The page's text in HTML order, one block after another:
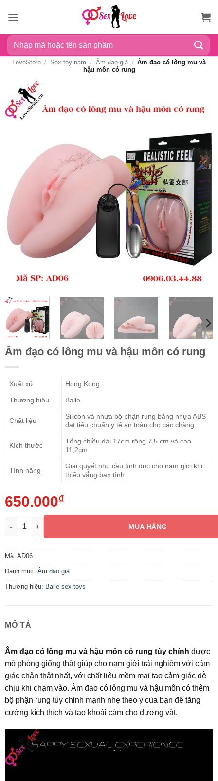
qua
dung
Tìm
kiếm:
LoveStore / Sex toy nam / Âm đạo giả / Âm đạo có lông mu và
hậu môn có rung
Âm đạo có lông mu và hậu môn có rung
Xuất xứ Hong Kong
Thương hiệu Baile
Chất liệu
Silicon và nhựa bộ phận rung bằng nhựa ABS
đạt tiêu chuẩn y tế an toàn cho các chàng.
Kích thước
Tổng chiều dài 17cm rộng 7,5 cm và cao
11,2cm.
Tính năng
Giải quyết nhu cầu tình dục cho nam giới khi
thiếu vắng bạn tình.
650.000₫
Âm đạo có lông mu và hậu môn có rung số lượng
MUA HÀNG
Mã: AD06
Danh mục: Âm đạo giả
Thương hiệu: Baile sex toys
MÔ TẢ
Âm đạo có lông mu và hậu môn có rung tùy chỉnh được
mô phỏng giống thật giúp cho nam giới trải nghiêm với cảm
giác chân thật nhất, với chất liệu mềm mại tạo cảm giác dễ
chịu khi chạm vào. Âm đạo có lông mu và hậu môn có thêm
bộ phận rung tùy chỉnh mạnh nhẹ theo ý của bạn để tăng
cường kích thích và tạo khoái cảm cho dương vật.